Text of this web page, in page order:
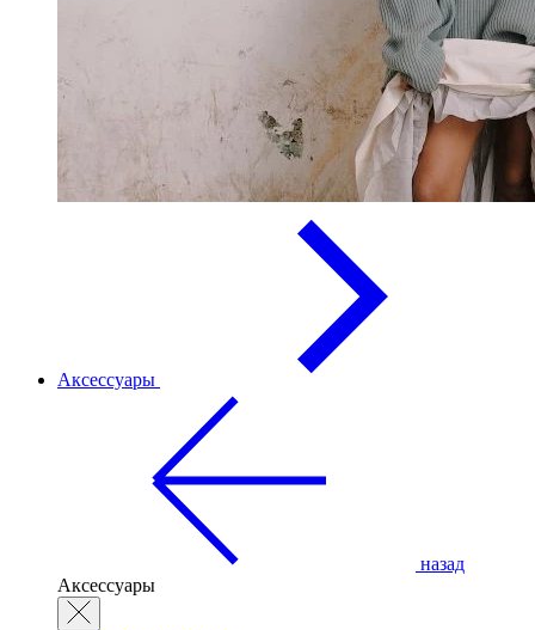
Аксессуары
назад
Аксессуары